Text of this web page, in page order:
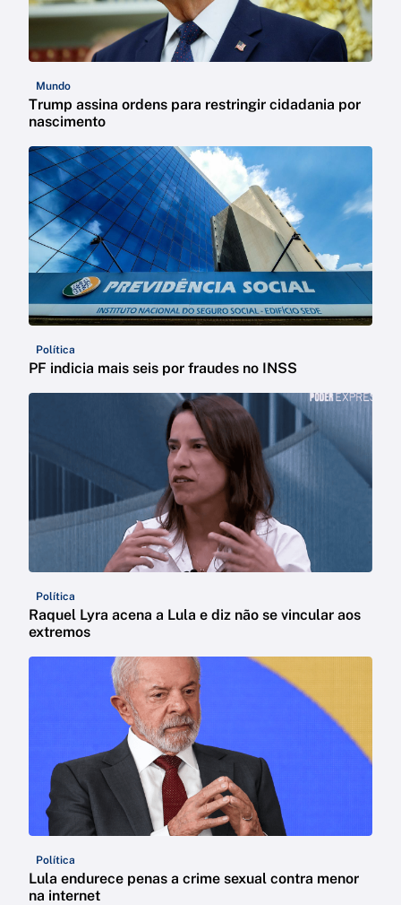
Mundo
Trump assina ordens para restringir cidadania por
nascimento
Política
PF indicia mais seis por fraudes no INSS
Política
Raquel Lyra acena a Lula e diz não se vincular aos
extremos
Política
Lula endurece penas a crime sexual contra menor
na internet